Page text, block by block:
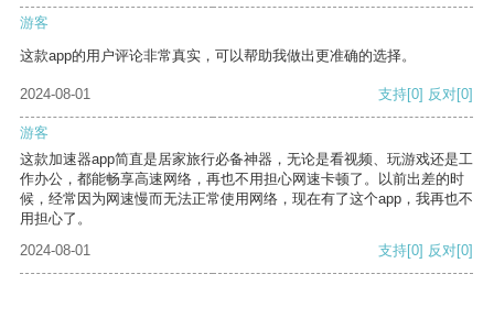
游客
这款app的用户评论非常真实，可以帮助我做出更准确的选择。
2024-08-01 支持[0] 反对[0]
游客
这款加速器app简直是居家旅行必备神器，无论是看视频、玩游戏还是工
作办公，都能畅享高速网络，再也不用担心网速卡顿了。以前出差的时
候，经常因为网速慢而无法正常使用网络，现在有了这个app，我再也不
用担心了。
2024-08-01
支持[0] 反对[0]